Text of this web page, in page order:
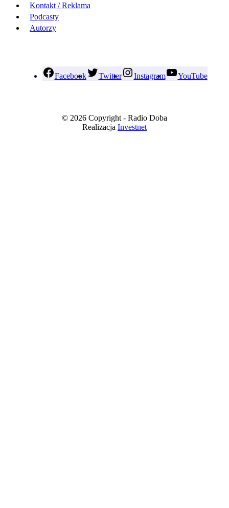
Kontakt / Reklama
Podcasty
Autorzy
Facebook Twitter Instagram YouTube
© 2026 Copyright - Radio Doba
Realizacja Investnet